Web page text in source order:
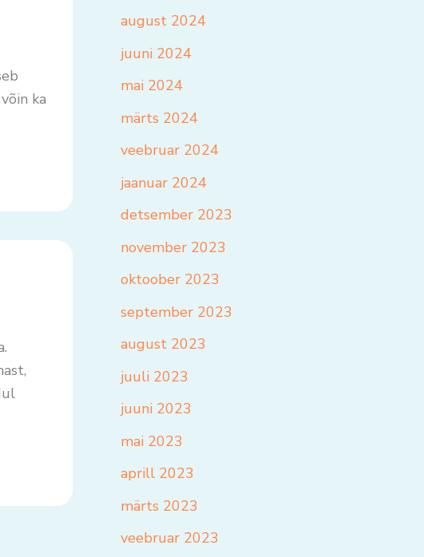
ka
august 2024
juuni 2024
mai 2024
märts 2024
veebruar 2024
jaanuar 2024
detsember 2023
november 2023
oktoober 2023
september 2023
august 2023
juuli 2023
juuni 2023
mai 2023
aprill 2023
märts 2023
veebruar 2023